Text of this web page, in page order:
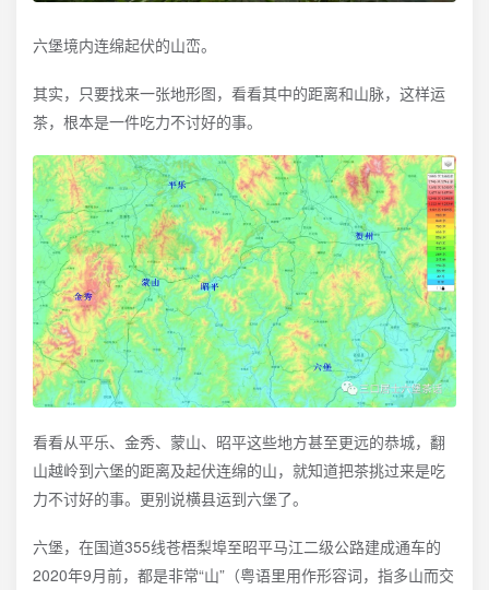
六堡境内连绵起伏的山峦。
其实，只要找来一张地形图，看看其中的距离和山脉，这样运
茶，根本是一件吃力不讨好的事。
看看从平乐、金秀、蒙山、昭平这些地方甚至更远的恭城，翻
山越岭到六堡的距离及起伏连绵的山，就知道把茶挑过来是吃
力不讨好的事。更别说横县运到六堡了。
六堡，在国道355线苍梧梨埠至昭平马江二级公路建成通车的
2020年9月前，都是非常“山”（粤语里用作形容词，指多山而交